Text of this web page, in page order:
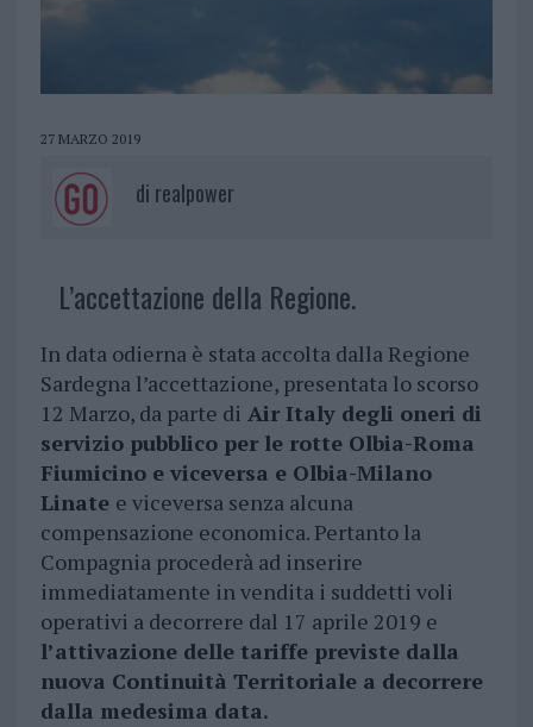
27 MARZO 2019
di realpower
L’accettazione della Regione.
In data odierna è stata accolta dalla Regione
Sardegna l’accettazione, presentata lo scorso
12 Marzo, da parte di Air Italy degli oneri di
servizio pubblico per le rotte Olbia-Roma
Fiumicino e viceversa e Olbia-Milano
Linate e viceversa senza alcuna
compensazione economica. Pertanto la
Compagnia procederà ad inserire
immediatamente in vendita i suddetti voli
operativi a decorrere dal 17 aprile 2019 e
l’attivazione delle tariffe previste dalla
nuova Continuità Territoriale a decorrere
dalla medesima data.